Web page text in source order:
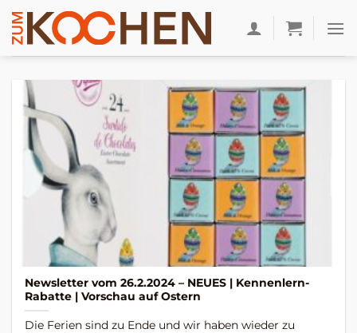
Zum
Inhalt
springen
Newsletter vom 26.2.2024 – NEUES | Kennenlern-
Rabatte | Vorschau auf Ostern
Die Ferien sind zu Ende und wir haben wieder zu